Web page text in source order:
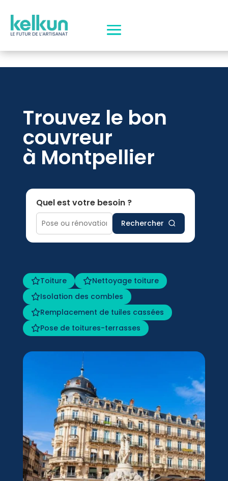
Trouvez le bon
couvreur
à Montpellier
Quel est votre besoin ?
Rechercher
Toiture
Nettoyage toiture
Isolation des combles
Remplacement de tuiles cassées
Pose de toitures-terrasses